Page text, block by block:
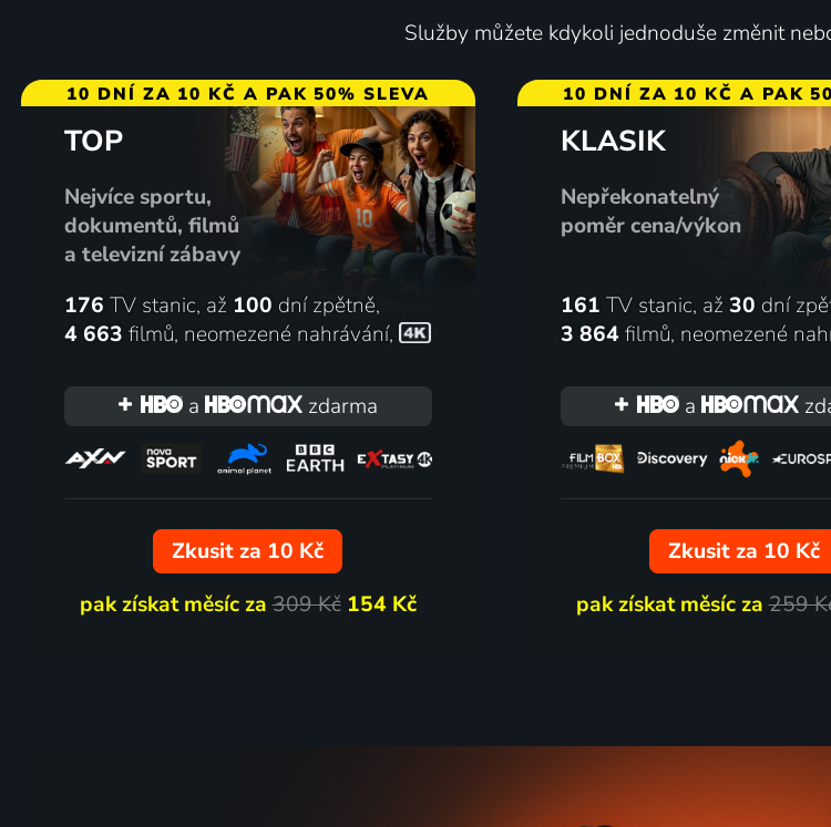
Služby můžete kdykoli jednoduše změnit
10 DNÍ ZA 10 KČ A PAK 50% SLEVA
TOP
Nejvíce sportu,
dokumentů, filmů
a televizní zábavy
176 TV stanic, až 100 dní zpětně,
4 663 filmů, neomezené nahrávání,
a zdarma
Zkusit za 10 Kč
pak získat měsíc za309 Kč 154 Kč
10 DNÍ ZA 10 KČ A PAK
KLASIK
Nepřekonatelný
poměr cena/výkon
161 TV stanic, až 30 dní
3 864 filmů, neomezené
a
Zkusit za 10 Kč
pak získat měsíc za259